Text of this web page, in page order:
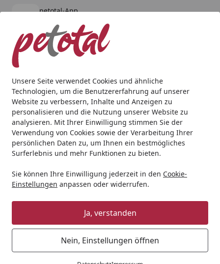
Unsere Seite verwendet Cookies und ähnliche
Technologien, um die Benutzererfahrung auf unserer
Website zu verbessern, Inhalte und Anzeigen zu
personalisieren und die Nutzung unserer Website zu
analysieren. Mit Ihrer Einwilligung stimmen Sie der
Verwendung von Cookies sowie der Verarbeitung Ihrer
persönlichen Daten zu, um Ihnen ein bestmögliches
Surferlebnis und mehr Funktionen zu bieten.
Sie können Ihre Einwilligung jederzeit in den Cookie-
Einstellungen anpassen oder widerrufen.
Ja, verstanden
Nein, Einstellungen öffnen
petotal-App
kostenlos - Im App Store
Alle Produkte
Mein Konto
Suchen
Wassertests
Startseite
Wassertests
Ihre Artikelübersicht